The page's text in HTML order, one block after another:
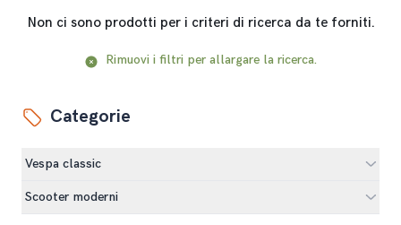
Non ci sono prodotti per i criteri di ricerca da te forniti.
Rimuovi i filtri per allargare la ricerca.
Categorie
Vespa classic
Scooter moderni